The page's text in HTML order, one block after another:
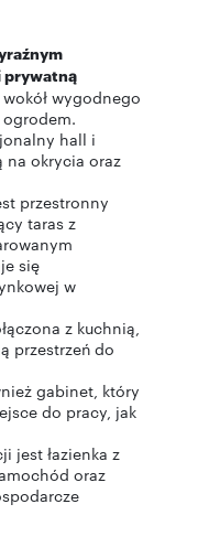
prywatną
wygodnego
hall i
na okrycia oraz
przestronny
taras z
się
w
z kuchnią,
przestrzeń do
gabinet, który
do pracy, jak
jest łazienka z
oraz